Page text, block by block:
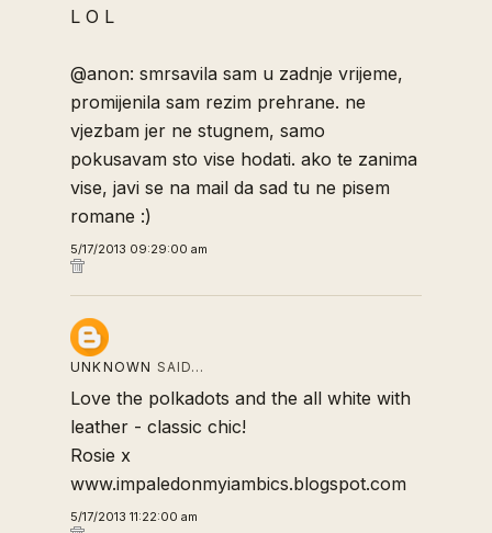
L O L
@anon: smrsavila sam u zadnje vrijeme,
promijenila sam rezim prehrane. ne
vjezbam jer ne stugnem, samo
pokusavam sto vise hodati. ako te zanima
vise, javi se na mail da sad tu ne pisem
romane :)
5/17/2013 09:29:00 am
UNKNOWN SAID…
Love the polkadots and the all white with
leather - classic chic!
Rosie x
www.impaledonmyiambics.blogspot.com
5/17/2013 11:22:00 am